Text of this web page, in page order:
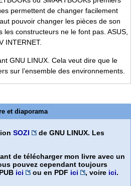
permettent de changer facilement
pouvoir changer les pièces de son
les constructeurs ne le font pas. ASUS,
INTERNET.
GNU LINUX. Cela veut dire que le
sur l’ensemble des environnements.
et diaporama
SOZI
de GNU LINUX. Les
de télécharger mon livre avec un
pouvez cependant toujours
ici ou en PDF ici , voire ici.